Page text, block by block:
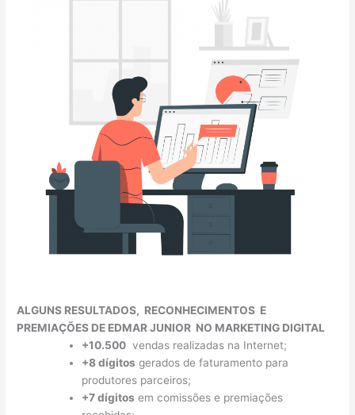
ALGUNS RESULTADOS, RECONHECIMENTOS E
PREMIAÇÕES DE EDMAR JUNIOR NO MARKETING DIGITAL
+10.500 vendas realizadas na Internet;
+8 dígitos gerados de faturamento para
produtores parceiros;
+7 dígitos em comissões e premiações